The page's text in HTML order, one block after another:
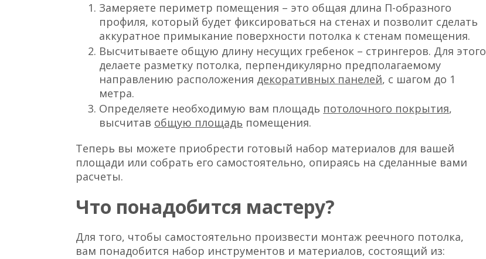
Замеряете периметр помещения – это общая длина П-образного
профиля, который будет фиксироваться на стенах и позволит сделать
аккуратное примыкание поверхности потолка к стенам помещения.
Высчитываете общую длину несущих гребенок – стрингеров. Для этого
делаете разметку потолка, перпендикулярно предполагаемому
направлению расположения декоративных панелей, с шагом до 1
метра.
Определяете необходимую вам площадь потолочного покрытия,
высчитав общую площадь помещения.
Теперь вы можете приобрести готовый набор материалов для вашей
площади или собрать его самостоятельно, опираясь на сделанные вами
расчеты.
Что понадобится мастеру?
Для того, чтобы самостоятельно произвести монтаж реечного потолка,
вам понадобится набор инструментов и материалов, состоящий из: